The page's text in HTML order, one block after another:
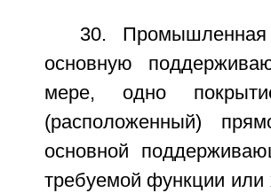
30.
основную
мере, одно
(расположенный)
основной
требуемой функции или